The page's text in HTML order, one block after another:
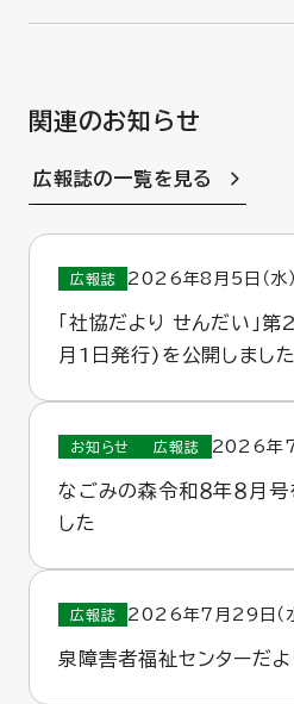
関連のお知らせ
広報誌の一覧を見る
広報誌 2026年8月5日（水）
「社協だより せんだい」
月1日発行)を公開しました
お知らせ 広報誌 2026年7
なごみの森令和８年８月
した
広報誌 2026年7月29日（水
泉障害者福祉センターだ